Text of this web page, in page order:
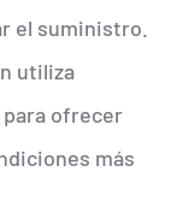
el suministro.
utiliza
ofrecer
más